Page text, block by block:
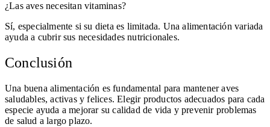
¿Las aves necesitan vitaminas?
Sí, especialmente si su dieta es limitada. Una alimentación variada
ayuda a cubrir sus necesidades nutricionales.
Conclusión
Una buena alimentación es fundamental para mantener aves
saludables, activas y felices. Elegir productos adecuados para cada
especie ayuda a mejorar su calidad de vida y prevenir problemas
de salud a largo plazo.